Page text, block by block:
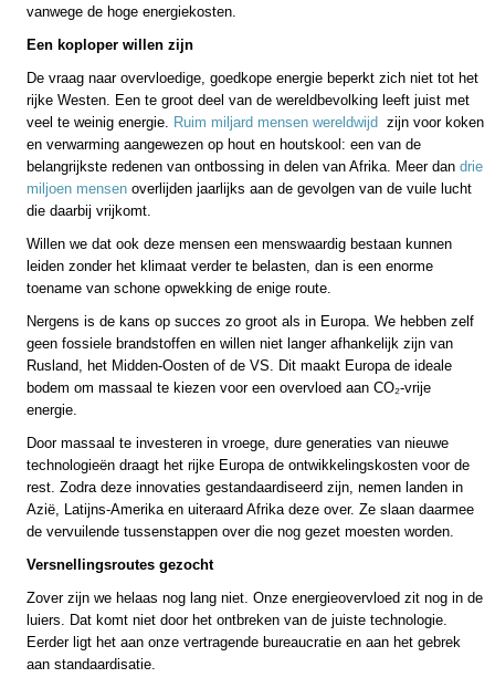
vanwege de hoge energiekosten.
Een koploper willen zijn
De vraag naar overvloedige, goedkope energie beperkt zich niet tot het
rijke Westen. Een te groot deel van de wereldbevolking leeft juist met
veel te weinig energie. Ruim miljard mensen wereldwijd zijn voor koken
en verwarming aangewezen op hout en houtskool: een van de
belangrijkste redenen van ontbossing in delen van Afrika. Meer dan drie
miljoen mensen overlijden jaarlijks aan de gevolgen van de vuile lucht
die daarbij vrijkomt.
Willen we dat ook deze mensen een menswaardig bestaan kunnen
leiden zonder het klimaat verder te belasten, dan is een enorme
toename van schone opwekking de enige route.
Nergens is de kans op succes zo groot als in Europa. We hebben zelf
geen fossiele brandstoffen en willen niet langer afhankelijk zijn van
Rusland, het Midden-Oosten of de VS. Dit maakt Europa de ideale
bodem om massaal te kiezen voor een overvloed aan CO₂-vrije
energie.
Door massaal te investeren in vroege, dure generaties van nieuwe
technologieën draagt het rijke Europa de ontwikkelingskosten voor de
rest. Zodra deze innovaties gestandaardiseerd zijn, nemen landen in
Azië, Latijns-Amerika en uiteraard Afrika deze over. Ze slaan daarmee
de vervuilende tussenstappen over die nog gezet moesten worden.
Versnellingsroutes gezocht
Zover zijn we helaas nog lang niet. Onze energieovervloed zit nog in de
luiers. Dat komt niet door het ontbreken van de juiste technologie.
Eerder ligt het aan onze vertragende bureaucratie en aan het gebrek
aan standaardisatie.